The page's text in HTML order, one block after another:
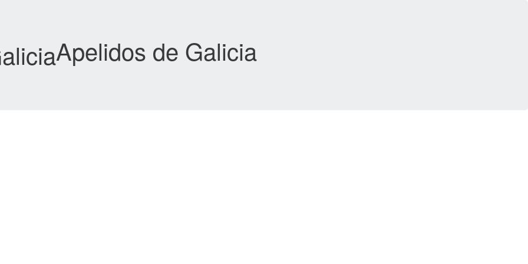
Apelidos de Galicia